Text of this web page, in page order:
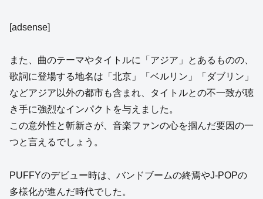
[adsense]
また、曲のテーマやタイトルに「アジア」とあるものの、
歌詞に登場する地名は「北京」「ベルリン」「ダブリン」
などアジア以外の都市も含まれ、タイトルとの不一致が聴
き手に強烈なインパクトを与えました。
この意外性と斬新さが、音楽ファンの心を掴んだ要因の一
つと言えるでしょう。
PUFFYのデビュー時は、バンドブームの終焉やJ-POPの
多様化が進んだ時代でした。